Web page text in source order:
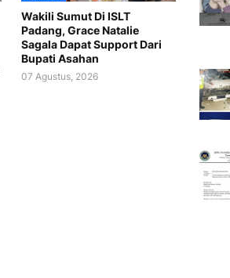
Wakili Sumut Di ISLT
Padang, Grace Natalie
Sagala Dapat Support Dari
Bupati Asahan
07 Agustus, 2026